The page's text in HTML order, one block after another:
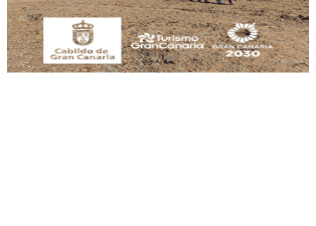
Leales.org » Gran Canaria | 6.7.2025